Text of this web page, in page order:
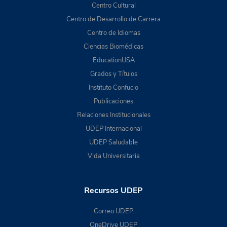
Centro Cultural
Centro de Desarrollo de Carrera
Centro de Idiomas
Ciencias Biomédicas
EducationUSA
Grados y Títulos
Instituto Confucio
Publicaciones
Relaciones Institucionales
UDEP Internacional
UDEP Saludable
Vida Universitaria
Recursos UDEP
Correo UDEP
OneDrive UDEP